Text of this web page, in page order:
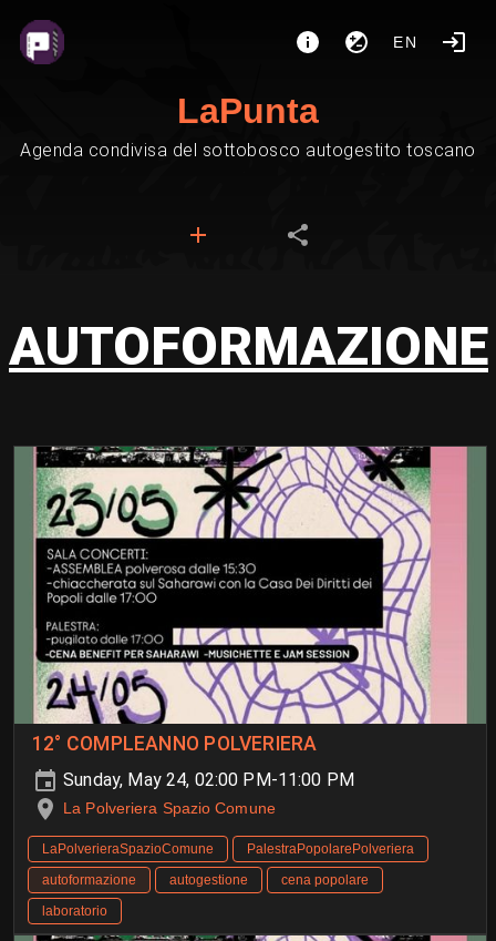
EN
LaPunta
Agenda condivisa del sottobosco autogestito toscano
AUTOFORMAZIONE
12° COMPLEANNO POLVERIERA
Sunday, May 24, 02:00 PM-11:00 PM
La Polveriera Spazio Comune
LaPolverieraSpazioComune
PalestraPopolarePolveriera
autoformazione
autogestione
cena popolare
laboratorio